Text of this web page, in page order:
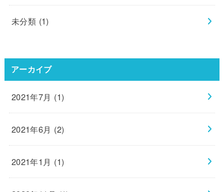
未分類 (1)
アーカイブ
2021年7月 (1)
2021年6月 (2)
2021年1月 (1)